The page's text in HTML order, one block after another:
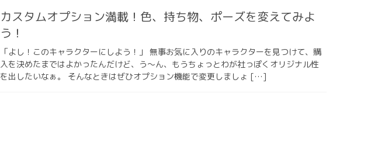
カスタムオプション満載！色、持ち物、ポーズを変えてみよ
う！
「よし！このキャラクターにしよう！」 無事お気に入りのキャラクターを見つけて、購
入を決めたまではよかったんだけど、う～ん、もうちょっとわが社っぽくオリジナル性
を出したいなぁ。 そんなときはぜひオプション機能で変更しましょ […]